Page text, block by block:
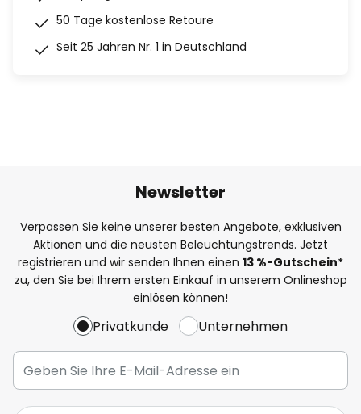
50 Tage kostenlose Retoure
Seit 25 Jahren Nr. 1 in Deutschland
Newsletter
Verpassen Sie keine unserer besten Angebote, exklusiven
Aktionen und die neusten Beleuchtungstrends. Jetzt
registrieren und wir senden Ihnen einen 13 %-Gutschein*
zu, den Sie bei Ihrem ersten Einkauf in unserem Onlineshop
einlösen können!
Privatkunde Unternehmen